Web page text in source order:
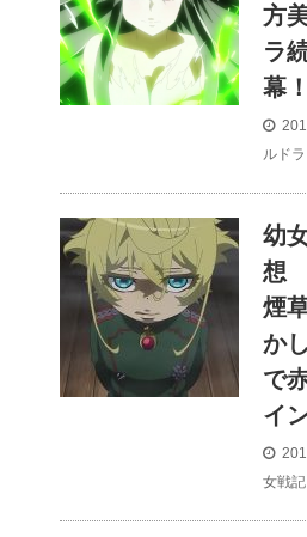
方
ラ
幕
ルド
幼
想
煙
か
で
イ
女戦記